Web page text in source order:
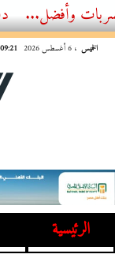
الخميس ، 6 أغسطس 2026 09:21 صـ
الرئيسية